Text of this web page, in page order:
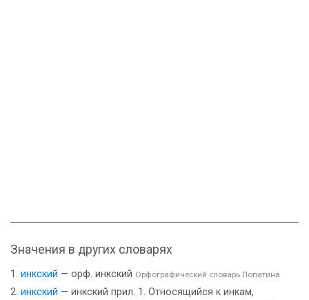
Значения в других словарях
инкский — орф. инкский Орфографический словарь Лопатина
инкский — инкский прил. 1. Относящийся к инкам,